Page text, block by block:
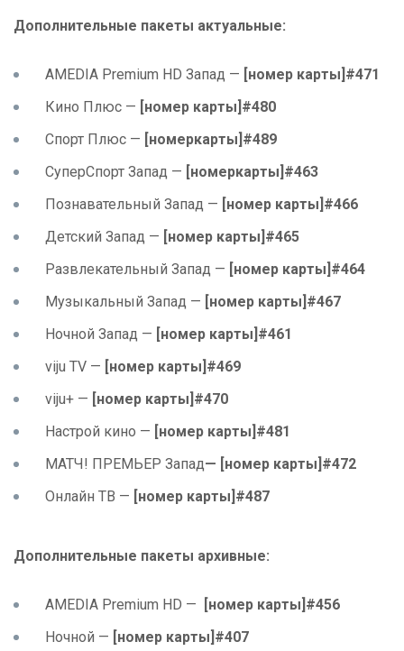
Дополнительные пакеты актуальные:
AMEDIA Premium HD Запад — [номер карты]#471
Кино Плюс — [номер карты]#480
Спорт Плюс — [номеркарты]#489
СуперСпорт Запад — [номеркарты]#463
Познавательный Запад — [номер карты]#466
Детский Запад — [номер карты]#465
Развлекательный Запад — [номер карты]#464
Музыкальный Запад — [номер карты]#467
Ночной Запад — [номер карты]#461
viju TV — [номер карты]#469
viju+ — [номер карты]#470
Настрой кино — [номер карты]#481
МАТЧ! ПРЕМЬЕР Запад— [номер карты]#472
Онлайн ТВ — [номер карты]#487
Дополнительные пакеты архивные:
AMEDIA Premium HD — [номер карты]#456
Ночной — [номер карты]#407